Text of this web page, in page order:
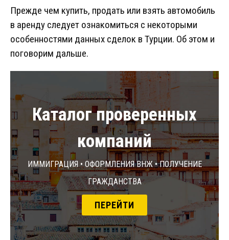
Прежде чем купить, продать или взять автомобиль
в аренду следует ознакомиться с некоторыми
особенностями данных сделок в Турции. Об этом и
поговорим дальше.
Каталог проверенных
компаний
Иммиграция • Оформления ВНЖ • Получение
гражданства
ПЕРЕЙТИ